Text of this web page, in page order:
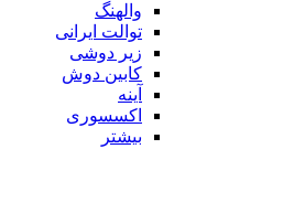
والهنگ
توالت ایرانی
زیر دوشی
کابین دوش
آینه
اکسسوری
بیشتر